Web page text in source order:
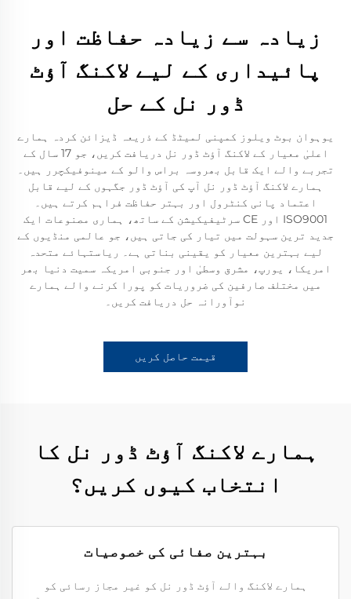
زیادہ سے زیادہ حفاظت اور
پائیداری کے لیے لاکنگ آؤٹ
ڈور نل کے حل
یوہوان بوٹ ویلوز کمپنی لمیٹڈ کے ذریعہ ڈیزائن کردہ ہمارے
اعلیٰ معیار کے لاکنگ آؤٹ ڈور نل دریافت کریں، جو 17 سال کے
تجربے والے ایک قابل بھروسہ براس والو کے مینوفیکچرر ہیں۔
ہمارے لاکنگ آؤٹ ڈور نل آپ کی آؤٹ ڈور جگہوں کے لیے قابل
اعتماد پانی کنٹرول اور بہتر حفاظت فراہم کرتے ہیں۔
ISO9001 اور CE سرٹیفیکیشن کے ساتھ، ہماری مصنوعات ایک
جدید ترین سہولت میں تیار کی جاتی ہیں، جو عالمی منڈیوں کے
لیے بہترین معیار کو یقینی بناتی ہے۔ ریاستہائے متحدہ
امریکا، یورپ، مشرق وسطیٰ اور جنوبی امریکہ سمیت دنیا بھر
میں مختلف صارفین کی ضروریات کو پورا کرنے والے ہمارے
نوآورانہ حل دریافت کریں۔
قیمت حاصل کریں
ہمارے لاکنگ آؤٹ ڈور نل کا
انتخاب کیوں کریں؟
بہترین صفائی کی خصوصیات
ہمارے لاکنگ والے آؤٹ ڈور نل کو غیر مجاز رسائی کو